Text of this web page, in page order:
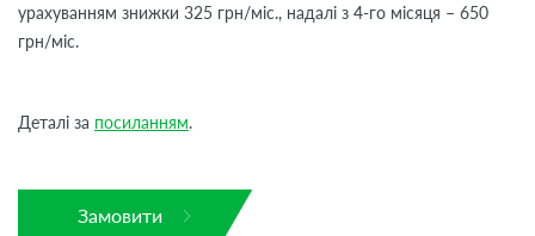
урахуванням знижки 325 грн/міс., надалі з 4-го місяця – 650
грн/міс.
Деталі за посиланням.
Замовити